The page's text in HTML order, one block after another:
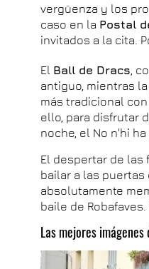
vergüenza y los
caso en la Postal
invitados a la cita.
El Ball de Dracs ,
antiguo, mientras
más tradicional
ello, para disfrutar
noche, el No n'hi ha
El despertar de las
bailar a las
absolutamente
baile de
Las mejores